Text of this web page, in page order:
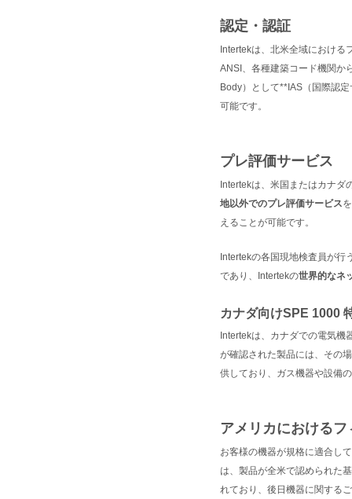
認定・認証
Intertekは、北米全域におけ
ANSI、各種建築コード機関か
Body）として**IAS（国際認
可能です。
プレ評価サービス
Intertekは、米国またはカナダ
地以外でのプレ評価サービス
えることが可能です。
Intertekの各国現地検査員が
であり、Intertekの世界的なネ
カナダ向けSPE 1000
Intertekは、カナダでの電気
が確認された製品には、その
供しており、ガス機器や設備
アメリカにおける
お客様の機器が規格に適合し
は、製品が全米で認められた
れており、後日機器に関する